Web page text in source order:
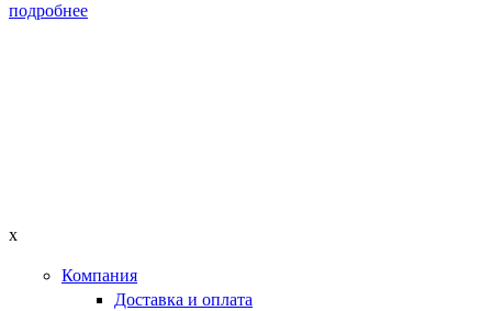
подробнее
x
Компания
Доставка и оплата